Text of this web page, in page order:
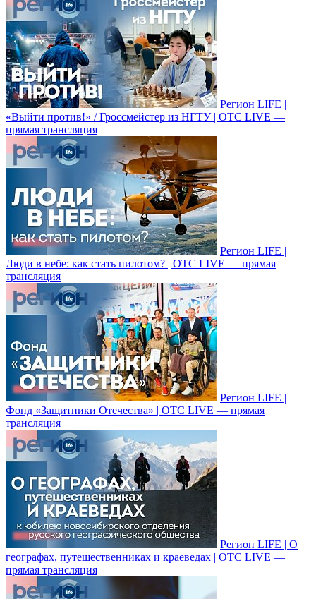
Регион LIFE |
«Выйти против!» / Гроссмейстер из НГТУ | ОТС LIVE —
прямая трансляция
Регион LIFE |
Люди в небе: как стать пилотом? | ОТС LIVE — прямая
трансляция
Регион LIFE |
Фонд «Защитники Отечества» | ОТС LIVE — прямая
трансляция
Регион LIFE | О
географах, путешественниках и краеведах | ОТС LIVE —
прямая трансляция